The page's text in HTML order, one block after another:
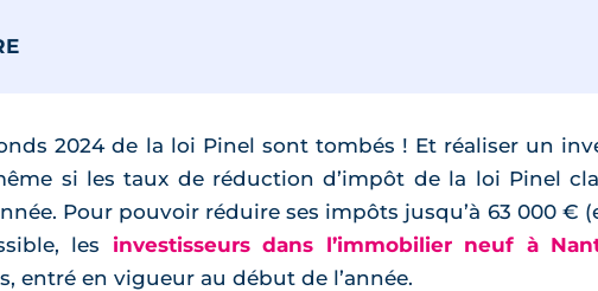
2024 de la loi Pinel sont tombés ! Et réaliser un
si les taux de réduction d’impôt de la loi Pinel
Pour pouvoir réduire ses impôts jusqu’à 63 000
les investisseurs dans l’immobilier neuf à
entré en vigueur au début de l’année.